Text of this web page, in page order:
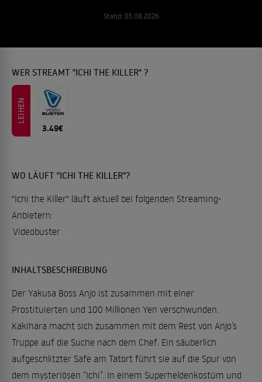
Stand: 05.08.2026
WER STREAMT "ICHI THE KILLER" ?
LEIHEN
3.49€
WO LÄUFT "ICHI THE KILLER"?
"Ichi the Killer" läuft aktuell bei folgenden Streaming-
Anbietern:
Videobuster.
INHALTSBESCHREIBUNG
Der Yakusa Boss Anjo ist zusammen mit einer
Prostituierten und 100 Millionen Yen verschwunden.
Kakihara macht sich zusammen mit dem Rest von Anjo’s
Truppe auf die Suche nach dem Chef. Ein säuberlich
aufgeschlitzter Safe am Tatort führt sie auf die Spur von
dem mysteriösen “Ichi”. In einem Superheldenkostüm und